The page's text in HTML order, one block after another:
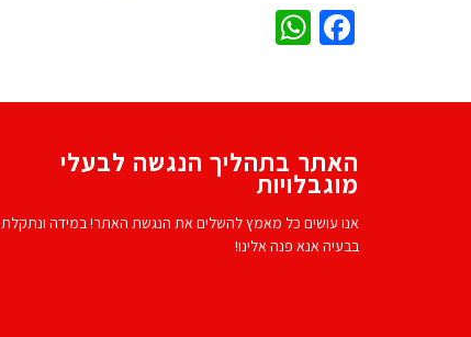
Facebook
האתר בתהליך הנגשה לבעלי
מוגבלויות
אנו עושים כל מאמץ להשלים את הנגשת האתר! במידה ונתקלת
בבעיה אנא פנה אלינו!